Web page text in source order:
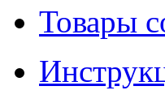
Товары